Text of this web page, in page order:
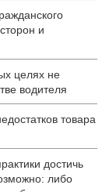
и
целях не
водителя
товара
достичь
либо